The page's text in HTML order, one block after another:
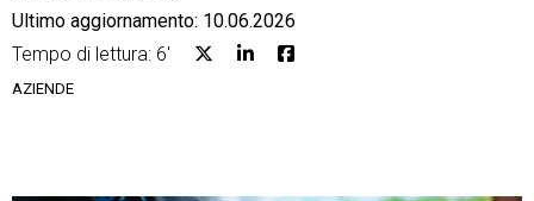
Ecommerce
Ultimo aggiornamento: 10.06.2026
Tempo di lettura: 6'
AZIENDE